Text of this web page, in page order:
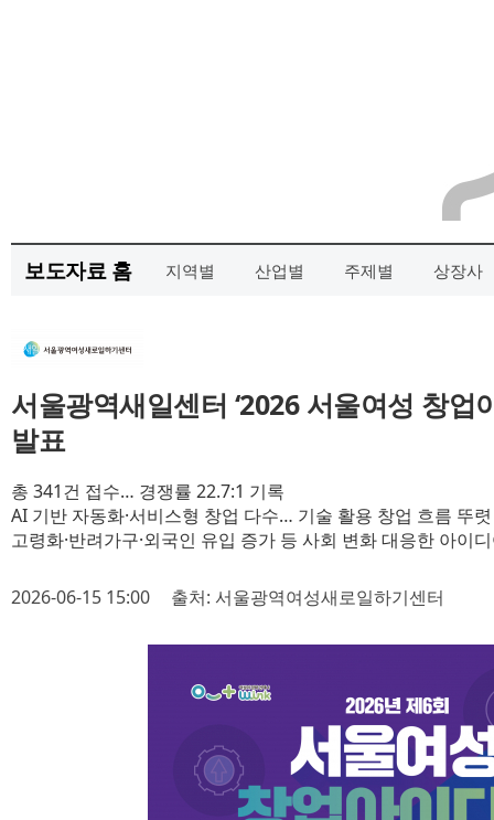
보도자료 홈 지역별 산업별 주제별 상장사
서울광역새일센터 ‘2026 서울여성 창업
발표
총 341건 접수… 경쟁률 22.7:1 기록
AI 기반 자동화·서비스형 창업 다수… 기술 활용 창업 흐름 뚜렷
고령화·반려가구·외국인 유입 증가 등 사회 변화 대응한 아이
2026-06-15 15:00 출처: 서울광역여성새로일하기센터